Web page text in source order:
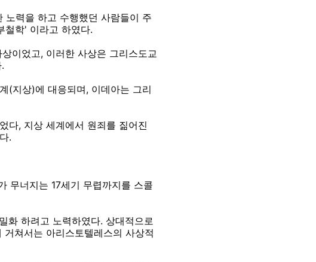
노력을 하고 수행했던 사람들이 주
철학' 이라고 하였다.
이었고, 이러한 사상은 그리스도교
(지상)에 대응되며, 이데아는 그리
다, 지상 세계에서 원죄를 짊어진
.
무너지는 17세기 무렵까지를 스콜
화 하려고 노력하였다. 상대적으로
쳐서는 아리스토텔레스의 사상적